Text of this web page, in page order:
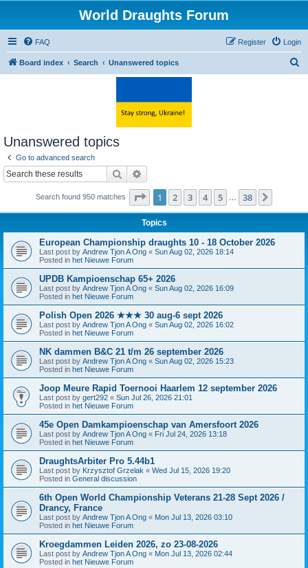
World Draughts Forum
FAQ Login
Register
Board index Search Unanswered topics
Unanswered topics
Go to advanced search
Search
Search found 950 matches Page 1of 38
1 2 3 4 5 … 38
Topics
European Championship draughts 10 - 18 October 2026
Last post by Andrew Tjon A Ong « Sun Aug 02, 2026 18:14
Posted in het Nieuwe Forum
UPDB Kampioenschap 65+ 2026
Last post by Andrew Tjon A Ong « Sun Aug 02, 2026 16:09
Posted in het Nieuwe Forum
Polish Open 2026 ★★★ 30 aug-6 sept 2026
Last post by Andrew Tjon A Ong « Sun Aug 02, 2026 16:02
Posted in het Nieuwe Forum
NK dammen B&C 21 t/m 26 september 2026
Last post by Andrew Tjon A Ong « Sun Aug 02, 2026 15:23
Posted in het Nieuwe Forum
Joop Meure Rapid Toernooi Haarlem 12 september 2026
Last post by gert292 « Sun Jul 26, 2026 21:01
Posted in het Nieuwe Forum
45e Open Damkampioenschap van Amersfoort 2026
Last post by Andrew Tjon A Ong « Fri Jul 24, 2026 13:18
Posted in het Nieuwe Forum
DraughtsArbiter Pro 5.44b1
Last post by Krzysztof Grzelak « Wed Jul 15, 2026 19:20
Posted in General discussion
6th Open World Championship Veterans 21-28 Sept 2026 /
Drancy, France
Last post by Andrew Tjon A Ong « Mon Jul 13, 2026 03:10
Posted in het Nieuwe Forum
Kroegdammen Leiden 2026, zo 23-08-2026
Last post by Andrew Tjon A Ong « Mon Jul 13, 2026 02:44
Posted in het Nieuwe Forum